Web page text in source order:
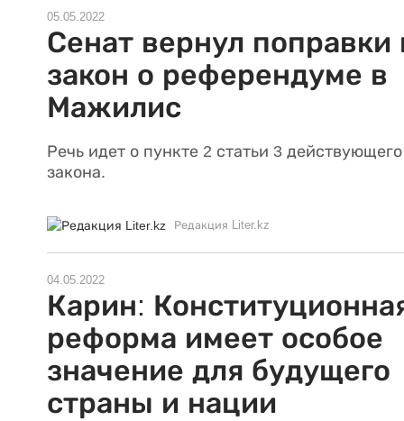
05.05.2022
Сенат вернул поправки
закон о референдуме в
Мажилис
Речь идет о пункте 2 статьи 3 действующего
закона.
Редакция Liter.kz
04.05.2022
Карин:
реформа имеет особое
значение для будущего
страны и нации